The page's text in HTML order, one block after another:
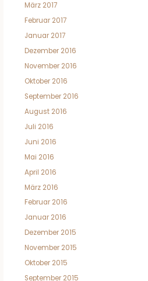
März 2017
Februar 2017
Januar 2017
Dezember 2016
November 2016
Oktober 2016
September 2016
August 2016
Juli 2016
Juni 2016
Mai 2016
April 2016
März 2016
Februar 2016
Januar 2016
Dezember 2015
November 2015
Oktober 2015
September 2015